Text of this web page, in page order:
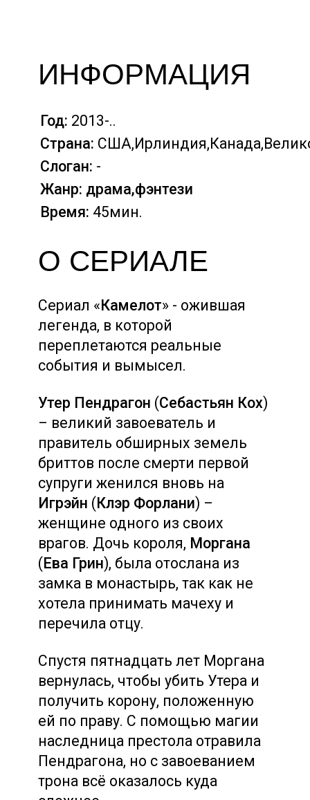
ИНФОРМАЦИЯ
Год: 2013-..
Страна:
Слоган: -
Жанр: драма,фэнтези
Время: 45мин.
О СЕРИАЛЕ
Сериал «Камелот» - ожившая
легенда, в которой
переплетаются реальные
события и вымысел.
Утер Пендрагон (Себастьян Кох)
– великий завоеватель и
правитель обширных земель
бриттов после смерти первой
супруги женился вновь на
Игрэйн (Клэр Форлани) –
женщине одного из своих
врагов. Дочь короля, Моргана
(Ева Грин), была отослана из
замка в монастырь, так как не
хотела принимать мачеху и
перечила отцу.
Спустя пятнадцать лет Моргана
вернулась, чтобы убить Утера и
получить корону, положенную
ей по праву. С помощью магии
наследница престола отравила
Пендрагона, но с завоеванием
трона всё оказалось куда